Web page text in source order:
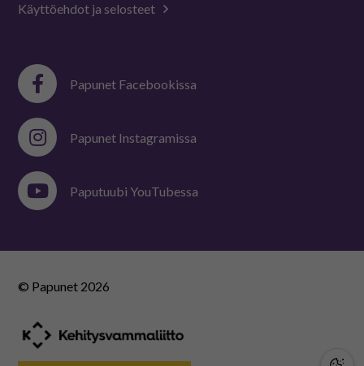
Käyttöehdot ja selosteet
Papunet Facebookissa
Papunet Instagramissa
Paputuubi YouTubessa
© Papunet 2026